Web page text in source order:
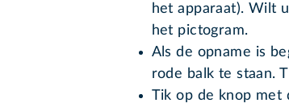
het apparaat). Wilt
het pictogram.
Als de opname is
rode balk te staan.
Tik op de knop met